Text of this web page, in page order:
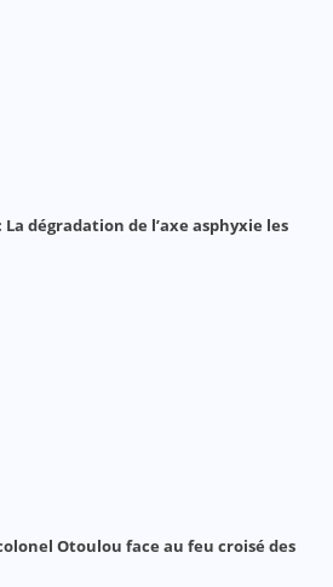
dégradation de l’axe asphyxie les
Otoulou face au feu croisé des